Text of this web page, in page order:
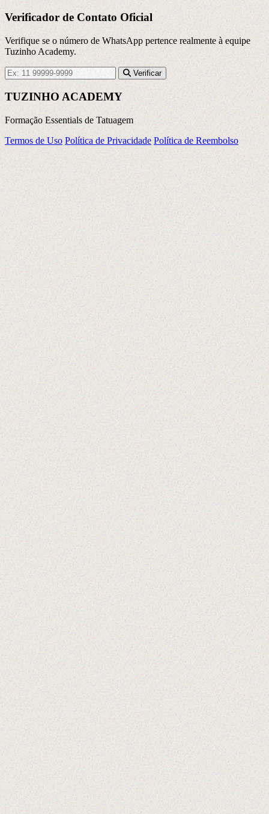
Verificador de Contato Oficial
Verifique se o número de WhatsApp pertence realmente à equipe
Tuzinho Academy.
Número de WhatsApp com DDDVerificar
TUZINHO ACADEMY
Formação Essentials de Tatuagem
Termos de Uso Política de Privacidade Política de Reembolso